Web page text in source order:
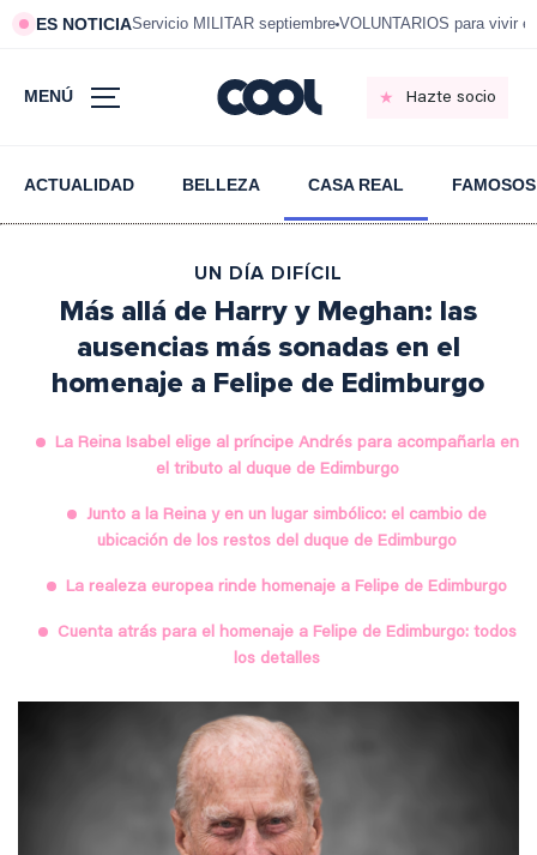
ES NOTICIAServicio MILITAR septiembre VOLUNTARIOS para vivir
MENÚ Hazte socio
ACTUALIDAD BELLEZA CASA REAL FAMOSOS
UN DÍA DIFÍCIL
Más allá de Harry y Meghan: las
ausencias más sonadas en el
homenaje a Felipe de Edimburgo
La Reina Isabel elige al príncipe Andrés para acompañarla en
el tributo al duque de Edimburgo
Junto a la Reina y en un lugar simbólico: el cambio de
ubicación de los restos del duque de Edimburgo
La realeza europea rinde homenaje a Felipe de Edimburgo
Cuenta atrás para el homenaje a Felipe de Edimburgo: todos
los detalles